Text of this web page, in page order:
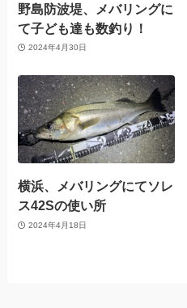
野島防波堤、メバリングに
て子ども達も数釣り！
2024年4月30日
横浜、メバリングにてソレ
ス42Sの使い所
2024年4月18日